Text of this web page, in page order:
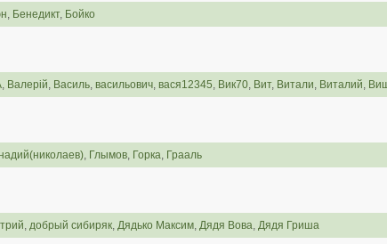
, Бенедикт, Бойко
, Валерій, Василь, васильович, вася12345, Вик70, Вит, Витали, Виталий,
, Глымов, Горка, Грааль
, добрый сибиряк, Дядько Максим, Дядя Вова, Дядя Гриша